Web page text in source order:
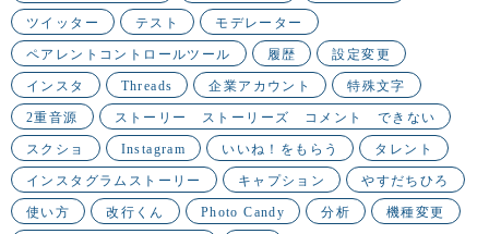
ツイッター テスト モデレーター
ペアレントコントロールツール 履歴 設定変更
インスタ Threads 企業アカウント 特殊文字
2重音源 ストーリー ストーリーズ コメント できない
スクショ Instagram いいね！をもらう タレント
インスタグラムストーリー キャプション やすだちひろ
使い方 改行くん Photo Candy 分析 機種変更